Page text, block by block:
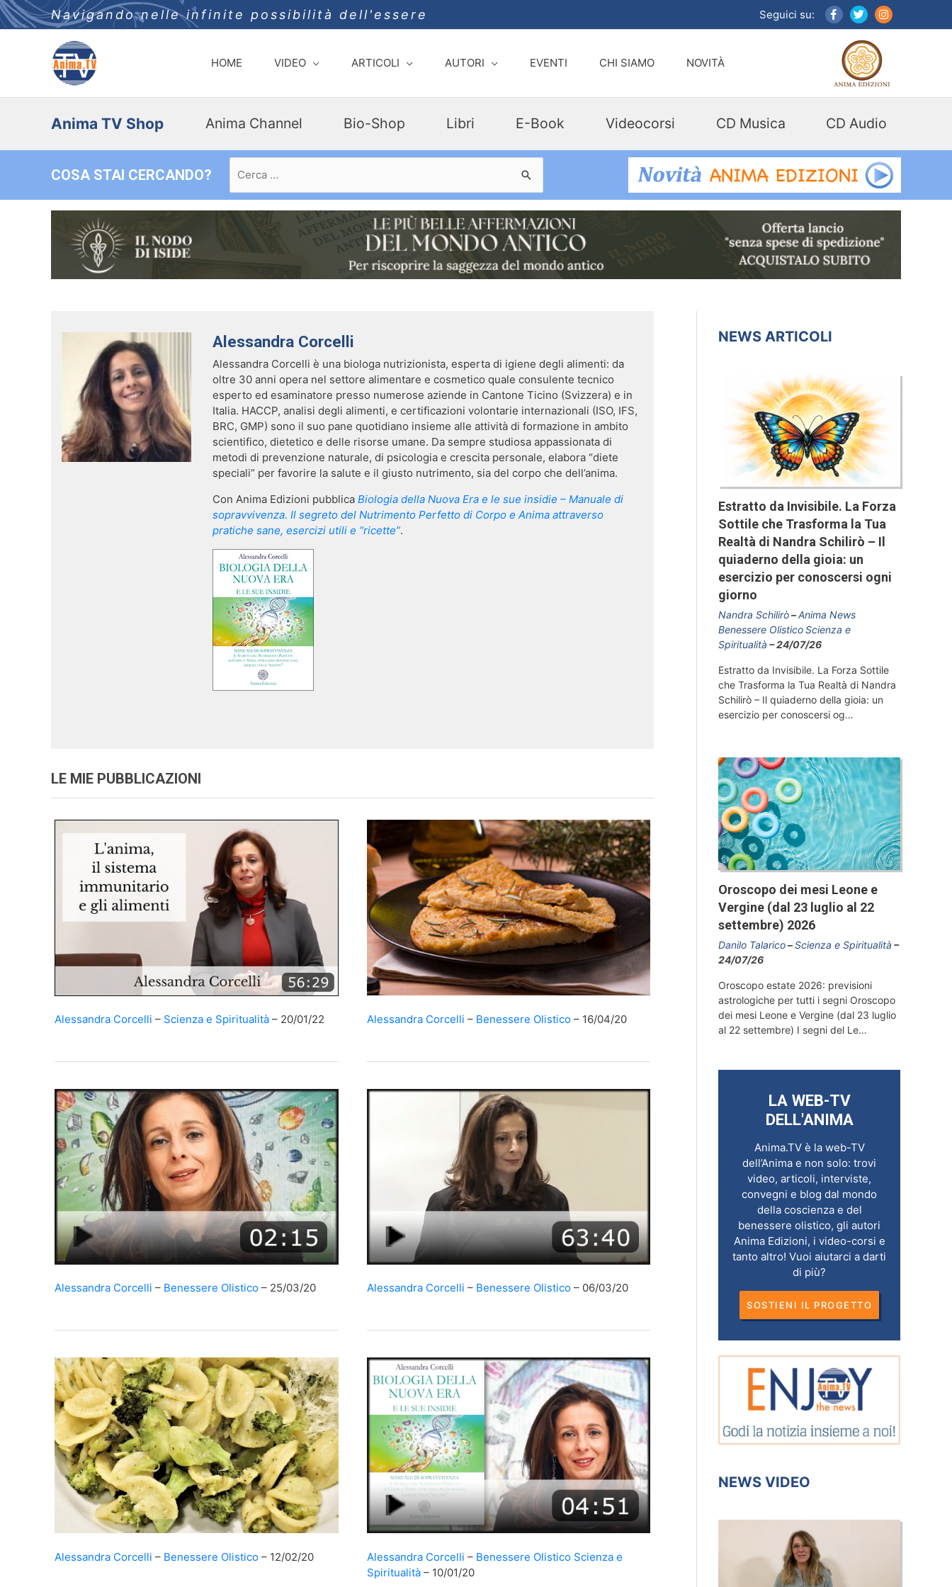
Navigando nelle infinite possibilità dell'essere Seguici su:
HOME VIDEO ARTICOLI AUTORI EVENTI CHI SIAMO NOVITÀ
Anima TV Shop Anima Channel Bio-Shop Libri E-Book Videocorsi CD Musica CD Audio
COSA STAI CERCANDO?
per:
Alessandra Corcelli
Alessandra Corcelli è una biologa nutrizionista, esperta di igiene degli alimenti: da
oltre 30 anni opera nel settore alimentare e cosmetico quale consulente tecnico
esperto ed esaminatore presso numerose aziende in Cantone Ticino (Svizzera) e in
Italia. HACCP, analisi degli alimenti, e certificazioni volontarie internazionali (ISO, IFS,
BRC, GMP) sono il suo pane quotidiano insieme alle attività di formazione in ambito
scientifico, dietetico e delle risorse umane. Da sempre studiosa appassionata di
metodi di prevenzione naturale, di psicologia e crescita personale, elabora “diete
speciali” per favorire la salute e il giusto nutrimento, sia del corpo che dell’anima.
Con Anima Edizioni pubblica Biologia della Nuova Era e le sue insidie – Manuale di
sopravvivenza. Il segreto del Nutrimento Perfetto di Corpo e Anima attraverso
pratiche sane, esercizi utili e “ricette”.
LE MIE PUBBLICAZIONI
Alessandra Corcelli Scienza e Spiritualità 20/01/22 Alessandra Corcelli Benessere Olistico 16/04/20
Alessandra Corcelli Benessere Olistico 25/03/20 Alessandra Corcelli Benessere Olistico 06/03/20
Alessandra Corcelli Benessere Olistico 12/02/20 Alessandra Corcelli Benessere Olistico Scienza e
Spiritualità
10/01/20
NEWS ARTICOLI
Estratto da Invisibile. La Forza
Sottile che Trasforma la Tua
Realtà di Nandra Schilirò – Il
quiaderno della gioia: un
esercizio per conoscersi ogni
giorno
Nandra Schilirò
Anima News
Benessere OlisticoScienza e
Spiritualità
24/07/26
Estratto da Invisibile. La Forza Sottile
che Trasforma la Tua Realtà di Nandra
Schilirò – Il quiaderno della gioia: un
esercizio per conoscersi og…
Oroscopo dei mesi Leone e
Vergine (dal 23 luglio al 22
settembre) 2026
Danilo Talarico
Scienza e Spiritualità
24/07/26
Oroscopo estate 2026: previsioni
astrologiche per tutti i segni Oroscopo
dei mesi Leone e Vergine (dal 23 luglio
al 22 settembre) I segni del Le…
LA WEB-TV
DELL'ANIMA
Anima.TV è la web-TV
dell’Anima e non solo: trovi
video, articoli, interviste,
convegni e blog dal mondo
della coscienza e del
benessere olistico, gli autori
Anima Edizioni, i video-corsi e
tanto altro! Vuoi aiutarci a darti
di più?
SOSTIENI IL PROGETTO
NEWS VIDEO